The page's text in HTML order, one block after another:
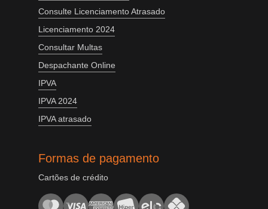
Consulte Licenciamento Atrasado
Licenciamento 2024
Consultar Multas
Despachante Online
IPVA
IPVA 2024
IPVA atrasado
Formas de pagamento
Cartões de crédito